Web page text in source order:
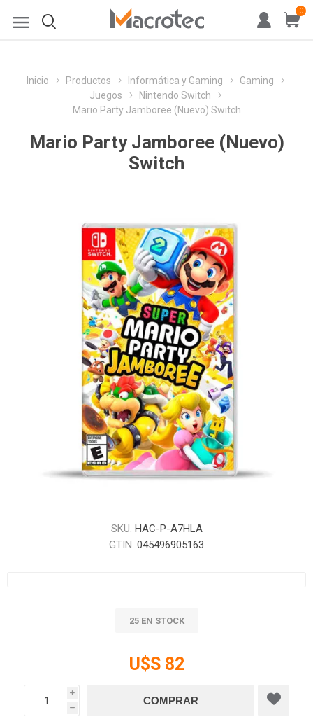
0
Inicio Productos Informática y Gaming
Gaming
Juegos
Nintendo Switch
Mario Party Jamboree (Nuevo) Switch
Mario Party Jamboree (Nuevo)
Switch
SKU: HAC-P-A7HLA
GTIN: 045496905163
25 EN STOCK
U$S 82
i
h